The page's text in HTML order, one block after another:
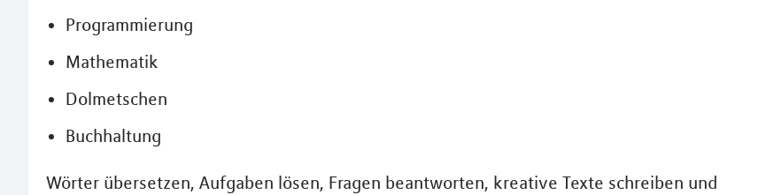
Programmierung
Mathematik
Dolmetschen
Buchhaltung
Wörter übersetzen, Aufgaben lösen, Fragen beantworten, kreative Texte schreiben und